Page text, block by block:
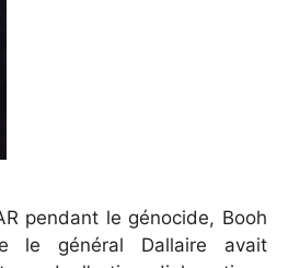
pendant le génocide, Booh
le général Dallaire avait